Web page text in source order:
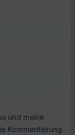
und meine
Kommentierung